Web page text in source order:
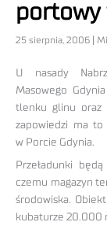
portowy
25 sierpnia, 2006 |
U nasady
Masowego
tlenku glinu oraz
zapowiedzi ma
w Porcie Gdynia.
Przeładunki
czemu magazyn
środowiska.
kubaturze 20.000